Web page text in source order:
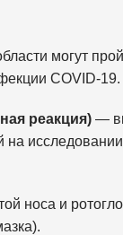
могут
COVID-19.
реакция) —
носа и